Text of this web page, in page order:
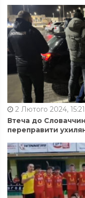
2 Лютого 2024, 15:21
Втеча до
переправити